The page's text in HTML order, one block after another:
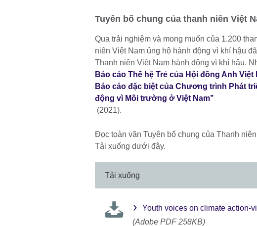
Tuyên bố chung của thanh niên Việt
Qua trải nghiệm và mong muốn của 1.200
niên Việt Nam ủng hộ hành động vì khí hậu
Thanh niên Việt Nam hành động vì khí hậu.
Báo cáo Thế hệ Trẻ của Hội đồng Anh Việt
Báo cáo đặc biệt của Chương trình Phát
động vì Môi trường ở Việt Nam’’
(2021).
Đọc toàn văn Tuyên bố chung của Thanh
Tải xuống dưới đây.
Tải xuống
Youth voices on climate action-
(Adobe PDF 258KB)